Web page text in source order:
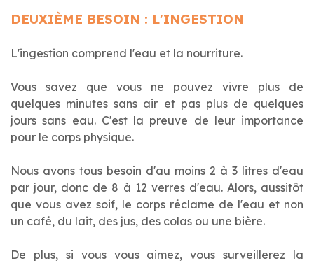
DEUXIÈME BESOIN : L'INGESTION
L'ingestion comprend l'eau et la nourriture.
Vous savez que vous ne pouvez vivre plus de
quelques minutes sans air et pas plus de quelques
jours sans eau. C'est la preuve de leur importance
pour le corps physique.
Nous avons tous besoin d'au moins 2 à 3 litres d'eau
par jour, donc de 8 à 12 verres d'eau. Alors, aussitôt
que vous avez soif, le corps réclame de l'eau et non
un café, du lait, des jus, des colas ou une bière.
De plus, si vous vous aimez, vous surveillerez la